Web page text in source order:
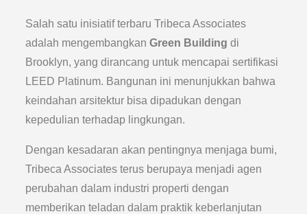
Salah satu inisiatif terbaru Tribeca Associates
adalah mengembangkanGreen Building di
Brooklyn, yang dirancang untuk mencapai sertifikasi
LEED Platinum. Bangunan ini menunjukkan bahwa
keindahan arsitektur bisa dipadukan dengan
kepedulian terhadap lingkungan.
Dengan kesadaran akan pentingnya menjaga bumi,
Tribeca Associates terus berupaya menjadi agen
perubahan dalam industri properti dengan
memberikan teladan dalam praktik keberlanjutan